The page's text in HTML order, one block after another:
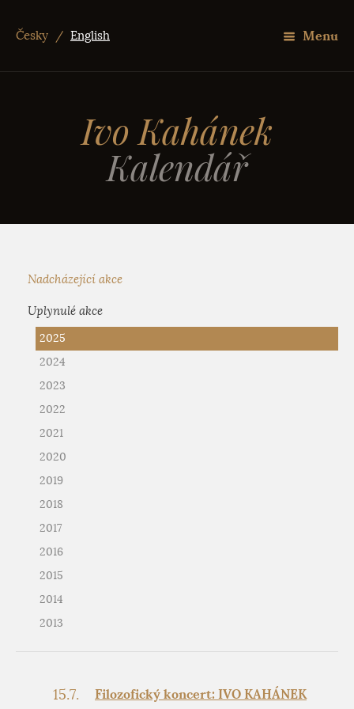
Menu
Česky / English
Ivo Kahánek
Kalendář
Nadcházející akce
Uplynulé akce
2025
2024
2023
2022
2021
2020
2019
2018
2017
2016
2015
2014
2013
15.7. Filozofický koncert: IVO KAHÁNEK